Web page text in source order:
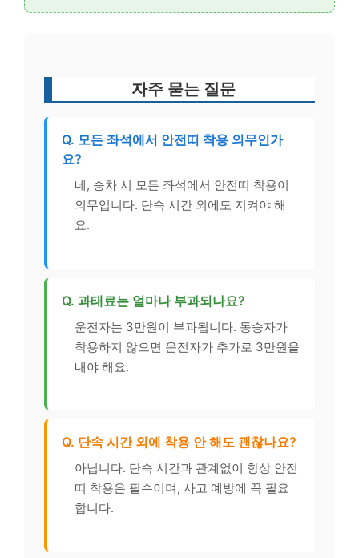
자주 묻는 질문
Q. 모든 좌석에서 안전띠 착용 의무인가
요?
네, 승차 시 모든 좌석에서 안전띠 착용이
의무입니다. 단속 시간 외에도 지켜야 해
요.
Q. 과태료는 얼마나 부과되나요?
운전자는 3만원이 부과됩니다. 동승자가
착용하지 않으면 운전자가 추가로 3만원을
내야 해요.
Q. 단속 시간 외에 착용 안 해도 괜찮나요?
아닙니다. 단속 시간과 관계없이 항상 안전
띠 착용은 필수이며, 사고 예방에 꼭 필요
합니다.